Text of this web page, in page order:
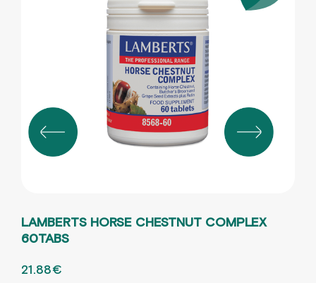
LAMBERTS HORSE CHESTNUT COMPLEX
60TABS
ORIGINAL PRICE WAS: 31.25€.
21.88€